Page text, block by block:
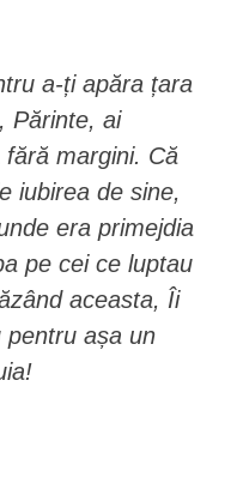
a-ți apăra țara
Părinte, ai
margini. Că
iubirea de sine,
era primejdia
pe cei ce luptau
aceasta, Îi
pentru așa un